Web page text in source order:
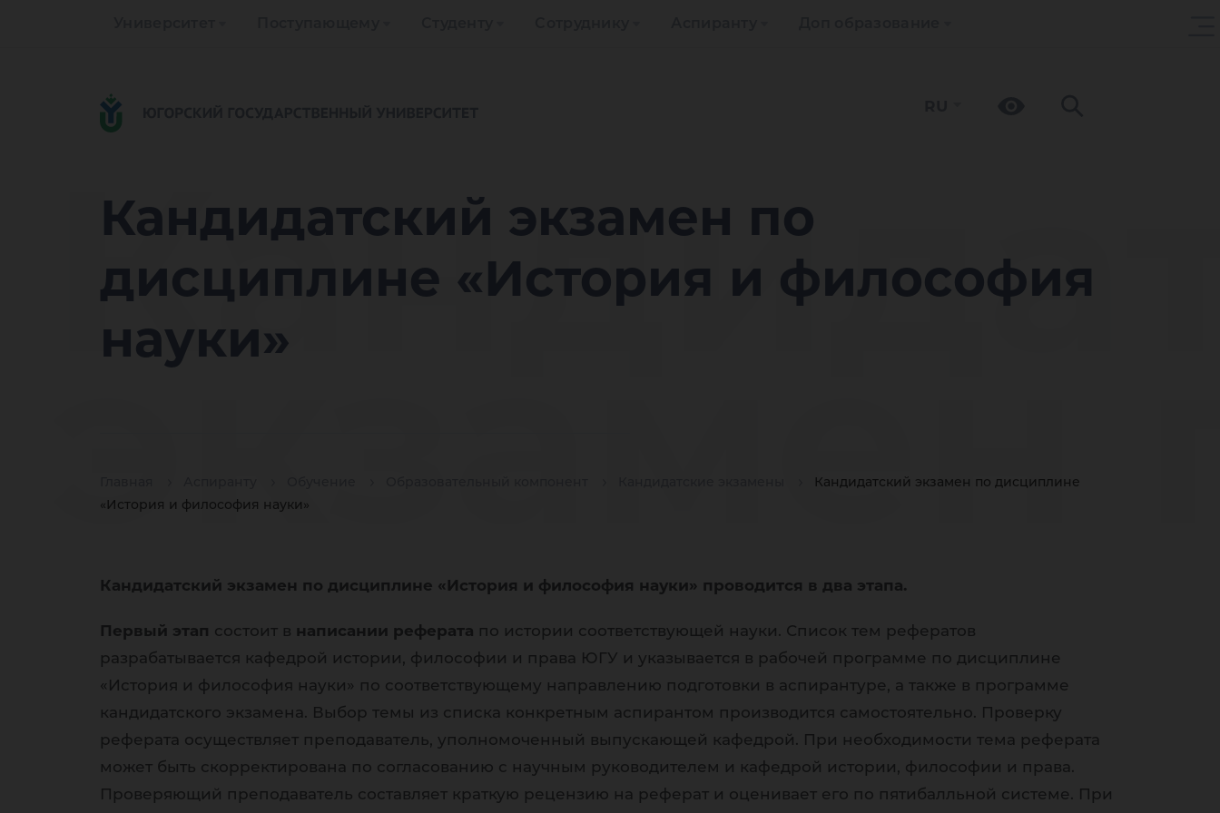
Кандидатский экзамен по
дисциплине «История и философия
науки»
Кандидатский экзамен по дисциплине
«История и философия науки»
экзамен
Кандидатский экзамен по дисциплине «История и философия науки» проводится в два этапа.
Первый этап состоит в написании реферата по истории соответствующей науки. Список тем рефератов
разрабатывается кафедрой истории, философии и права ЮГУ и указывается в рабочей программе по дисциплине
«История и философия науки» по соответствующему направлению подготовки в аспирантуре, а также в программе
кандидатского экзамена. Выбор темы из списка конкретным аспирантом производится самостоятельно. Проверку
реферата осуществляет преподаватель, уполномоченный выпускающей кафедрой. При необходимости тема реферата
может быть скорректирована по согласованию с научным руководителем и кафедрой истории, философии и права.
Проверяющий преподаватель составляет краткую рецензию на реферат и оценивает его по пятибалльной системе. При